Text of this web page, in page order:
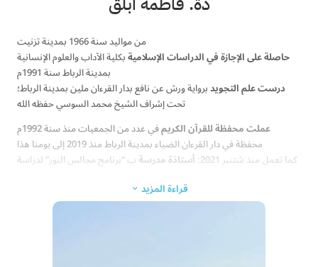
المرأة بين الشرع والقانون للفقيه الحجوي؛ دراسة وتعليق. (مطبوع 2016)
بيت العزة. (مطبوع 2019)
كفاح وطني من أجل لغة التعليم. (مطبوع 2020)
شرح كتاب: “النور المبين في قواعد عقائد الدين” للإمام ابن جزي (مطبوع
2020)
من مواليد سنة 1966 بمدينة تزنيت
حاصلة على الإجازة في الدراسات الإسلاميةبكلية الآداب والعلوم الإنسانية
بمدينة الرباط سنة 1991م
درست علم التجويدبرواية ورش عن نافع بدار القرءان ملين بمدينة الرباط؛
تحت إشراف الشيخ محمد السوسي حفظه الله
عملت محفظة للقرآن الكريمفي عدد من الجمعيات منذ سنة 1992م
محفظة في دار القرءان الضياء بمدينة الرباط منذ 2019 إلى يومنا هذا
كما تعمل منذ شتنبر 2021: أستاذة مدرسةب “برنامج مجالس النور” لدراسة
قراءة المزيد 3